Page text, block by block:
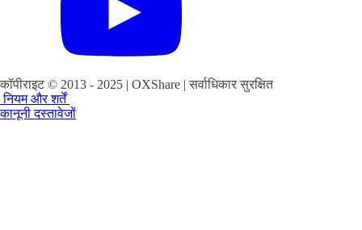
कॉपीराइट © 2013 - 2025 | OXShare | सर्वाधिकार सुरक्षित
नियम और शर्तें
कानूनी दस्तावेजों